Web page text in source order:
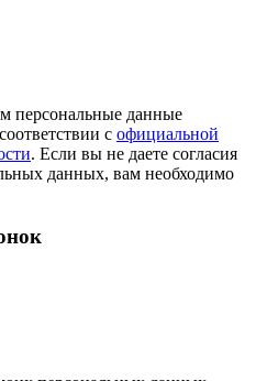
персональные данные
с официальной
. Если вы не даете согласия
данных, вам необходимо